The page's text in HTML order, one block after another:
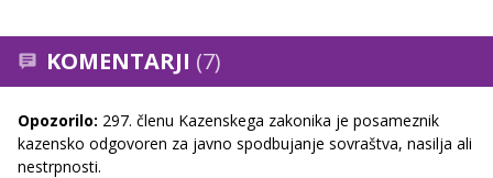
KOMENTARJI (7)
Opozorilo: 297. členu Kazenskega zakonika je posameznik
kazensko odgovoren za javno spodbujanje sovraštva, nasilja ali
nestrpnosti.